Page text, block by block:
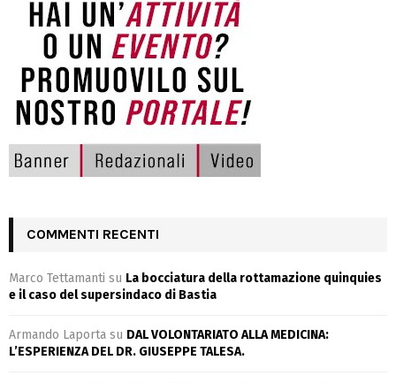
COMMENTI RECENTI
Marco Tettamanti su La bocciatura della rottamazione quinquies
e il caso del supersindaco di Bastia
Armando Laporta su DAL VOLONTARIATO ALLA MEDICINA:
L’ESPERIENZA DEL DR. GIUSEPPE TALESA.